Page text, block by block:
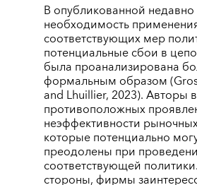
В опубликованной недавно
необходимость
соответствующих мер
потенциальные сбои в
была проанализирована
формальным образом
and Lhuillier, 2023). Авторы
противоположных
неэффективности
которые потенциально
преодолены при
соответствующей
стороны, фирмы